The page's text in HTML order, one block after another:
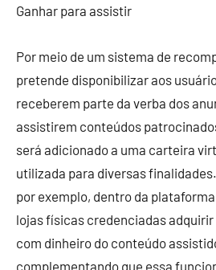
Ganhar para assistir
Por meio de um sistema de
pretende disponibilizar aos
receberem parte da verba dos
assistirem conteúdos
será adicionado a uma carteira
utilizada para diversas
por exemplo, dentro da
lojas físicas credenciadas
com dinheiro do conteúdo
complementando que essa